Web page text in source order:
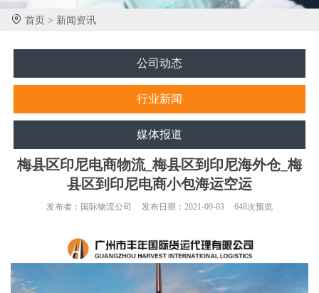
首页 > 新闻资讯
公司动态
行业新闻
媒体报道
梅县区印尼电商物流_梅县区到印尼海外仓_梅
县区到印尼电商小包海运空运
发布者： 国际物流公司 发布日期： 2021-09-03 648次预览